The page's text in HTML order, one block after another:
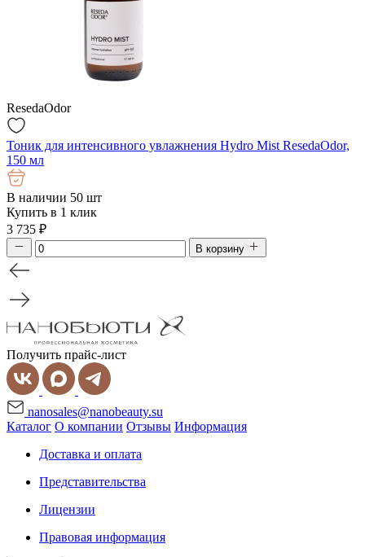
ResedaOdor
Тоник для интенсивного увлажнения Hydro Mist ResedaOdor,
150 мл
В наличии 50 шт
Купить в 1 клик
3 735 ₽
В корзину
Получить прайс-лист
nanosales@nanobeauty.su
Каталог О компании Отзывы Информация
Доставка и оплата
Представительства
Лицензии
Правовая информация